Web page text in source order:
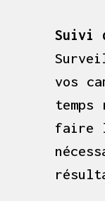
Suivi
vos
faire